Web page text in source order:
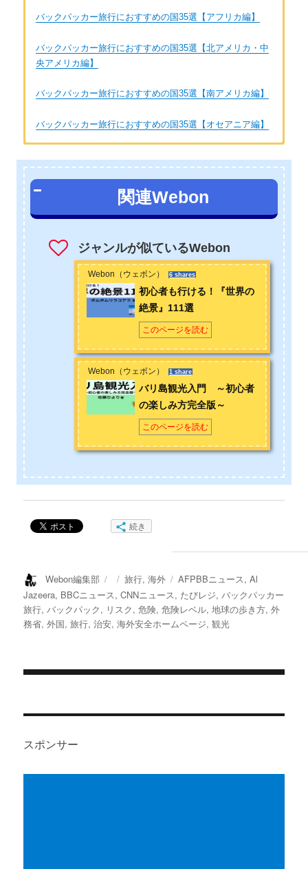
バックパッカー旅行におすすめの国35選【アフリカ編】
バックパッカー旅行におすすめの国35選【北アメリカ・中
央アメリカ編】
バックパッカー旅行におすすめの国35選【南アメリカ編】
バックパッカー旅行におすすめの国35選【オセアニア編】
旅が大好きなフリーのライター&カメラマン。大学時代にバック
パッカー旅行で40ヶ国以上を訪問し、数々の元紛争地を巡った
特に好きな国は東南アジアのミャンマー。これから発展してい
く「アジア最後のフロンティア」に注目している。自身の
Twitterやブログではミャンマーの観光事情を中心に、旅の情報
やフリーランスの生き方を発信中。 お問い合わせは
から
Twitter（ぐちを）： https://twitter.com/guchiwo583?lang=ja
関連Webon
ジャンルが似ているWebon
Webon（ウェボン） 6 shares
初心者も行ける！『世界の
絶景』111選
このページを読む
Webon（ウェボン） 1 share
バリ島観光入門 ～初心者
の楽しみ方完全版～
このページを読む
続き
投
稿
者
Webon編集部
投
稿
日:
カ
テ
ゴ
リ
旅行,海外
タ
グ
AFPBBニュース,Al
Jazeera, BBCニュース,CNNニュース, たびレジ, バックパッカー
旅行, バックパック, リスク,危険,危険レベル,地球の歩き方,外
務省,外国,旅行,治安,海外安全ホームページ,観光
稿
ナ
ビ
スポンサー